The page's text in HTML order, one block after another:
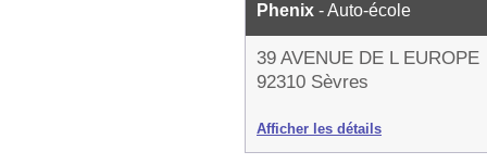
Phenix - Auto-école
39 AVENUE DE L EUROPE
92310 Sèvres
Afficher les détails